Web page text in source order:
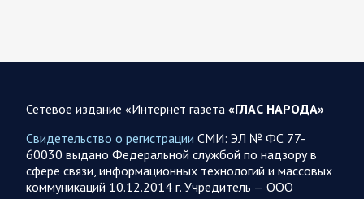
06.08.2026 12:52
Спецоперация
Брифинг Минобороны РФ: новые данные о ходе
спецоперации 6 августа 2026 года
Новую информацию о ходе проведения ВС РФ
специальной военной операции на 6 августа предоставили
Сетевое издание «Интернет газета «ГЛАС НАРОДА»
Свидетельство о регистрации СМИ: ЭЛ № ФС 77-
60030 выдано Федеральной службой по надзору в
сфере связи, информационных технологий и массовых
коммуникаций 10.12.2014 г. Учредитель — ООО